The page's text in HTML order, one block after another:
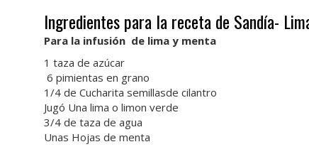
Ingredientes para la receta de Sandía-
Para la infusión de lima y menta
1 taza de azúcar
6 pimientas en grano
1/4 de Cucharita semillasde cilantro
Jugó Una lima o limon verde
3/4 de taza de agua
Unas Hojas de menta